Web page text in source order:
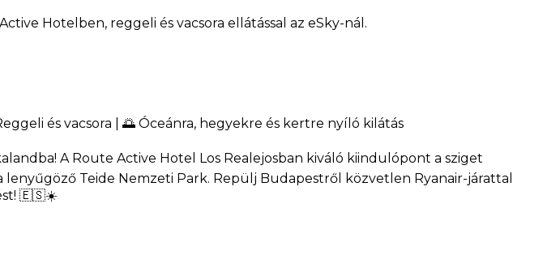
Hotelben, reggeli és vacsora ellátással az eSky-nál.
és vacsora | 🌅 Óceánra, hegyekre és kertre nyíló kilátás
A Route Active Hotel Los Realejosban kiváló kiindulópont a sziget
Teide Nemzeti Park. Repülj Budapestről közvetlen Ryanair-járattal
🇪🇸☀️